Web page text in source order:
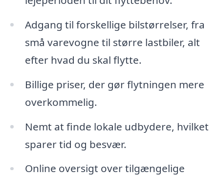
Adgang til forskellige bilstørrelser, fra
små varevogne til større lastbiler, alt
efter hvad du skal flytte.
Billige priser, der gør flytningen mere
overkommelig.
Nemt at finde lokale udbydere, hvilket
sparer tid og besvær.
Online oversigt over tilgængelige